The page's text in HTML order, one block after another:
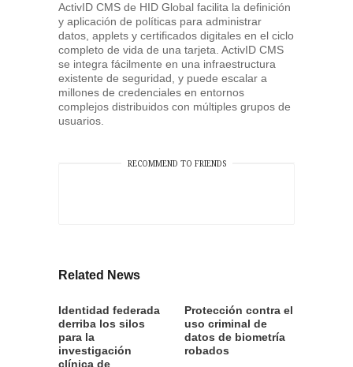
ActivID CMS de HID Global facilita la definición
y aplicación de políticas para administrar
datos, applets y certificados digitales en el ciclo
completo de vida de una tarjeta. ActivID CMS
se integra fácilmente en una infraestructura
existente de seguridad, y puede escalar a
millones de credenciales en entornos
complejos distribuidos con múltiples grupos de
usuarios.
RECOMMEND TO FRIENDS
Related News
Identidad federada
derriba los silos
para la
investigación
clínica de
Protección contra el
uso criminal de
datos de biometría
robados